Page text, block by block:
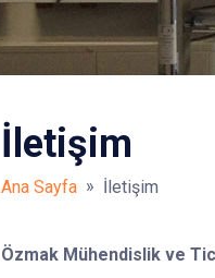
İletişim
Ana Sayfa » İletişim
Özmak Mühendislik ve